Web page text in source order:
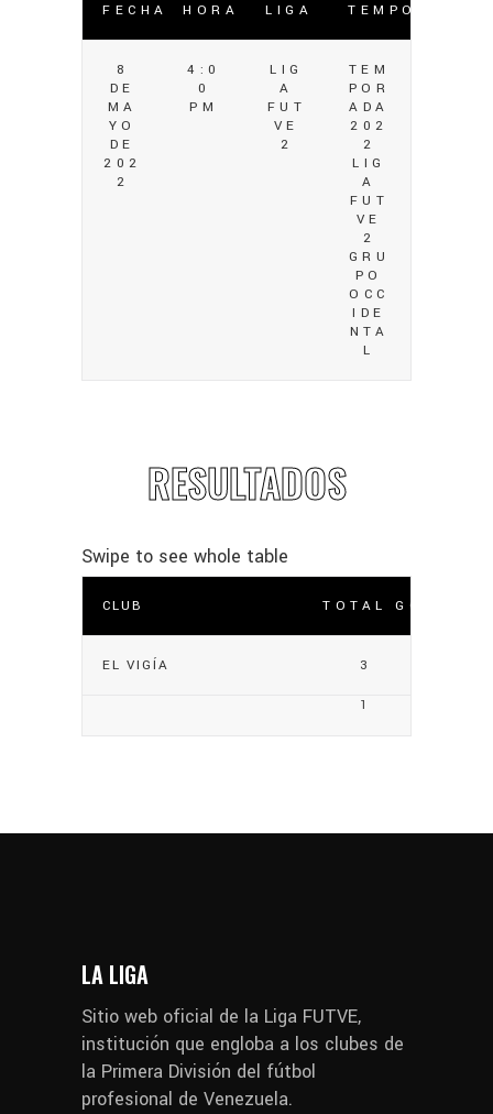
FECHA HORA LIGA TEMPORADA
8
DE
MA
YO
DE
202
2
4:0
0
PM
LIG
A
FUT
VE
2
TEM
POR
ADA
202
2
LIG
A
FUT
VE
2
GRU
PO
OCC
IDE
NTA
L
RESULTADOS
CLUB TOTAL GOLES
EL VIGÍA 3
1
LA LIGA
Sitio web oficial de la Liga FUTVE,
institución que engloba a los clubes de
la Primera División del fútbol
profesional de Venezuela.